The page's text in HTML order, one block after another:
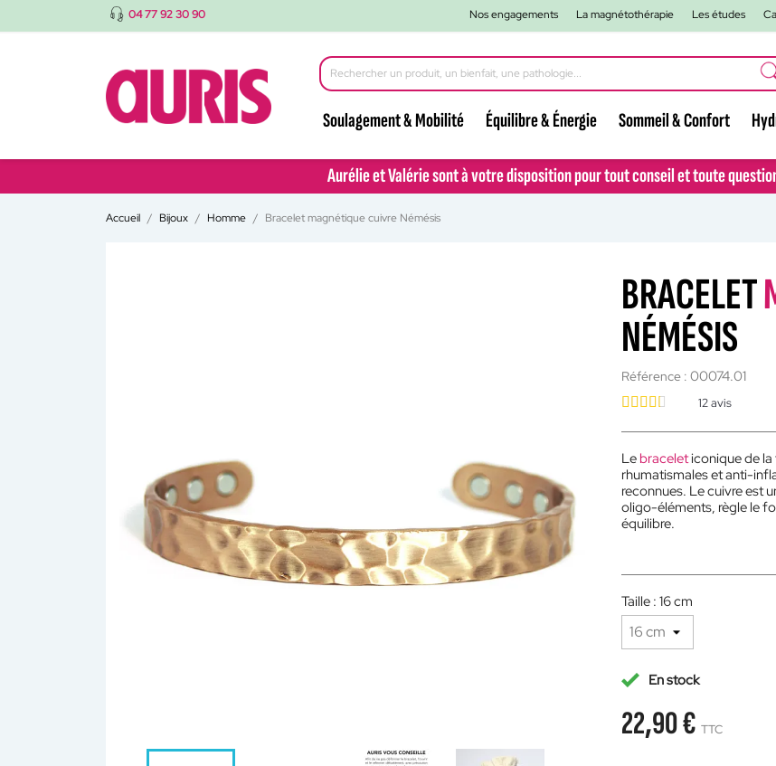
04 77 92 30 90 Nos engagements La magnétothérapie Les études
Soulagement & Mobilité Équilibre & Énergie Sommeil & Confort
Aurélie et Valérie sont à votre disposition pour tout conseil et toute
Aurélie et Valérie sont à votre disposition pour tout conseil et toute
Accueil Bijoux Homme Bracelet magnétique cuivre Némésis
BRACELET
NÉMÉSIS
Référence : 00074.01
12avis
Le braceleticonique de la
rhumatismales et anti-
reconnues. Le cuivre est
oligo-éléments, règle le
équilibre.
Taille : 16 cm
En stock
22,90 € TTC